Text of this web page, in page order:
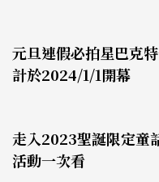
元旦連假必拍星巴克
計於2024/1/1開幕
走入2023聖誕限定童
活動一次看